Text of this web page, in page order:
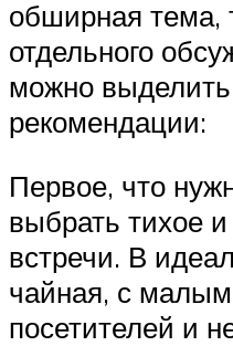
обширная тема,
отдельного
можно
рекомендации:
Первое, что
выбрать тихое
встречи. В
чайная, с
посетителей и